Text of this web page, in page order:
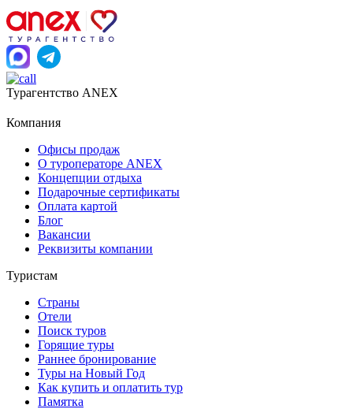
Турагентство ANEX
Компания
Офисы продаж
О туроператоре ANEX
Концепции отдыха
Подарочные сертификаты
Оплата картой
Блог
Вакансии
Реквизиты компании
Туристам
Страны
Отели
Поиск туров
Горящие туры
Раннее бронирование
Туры на Новый Год
Как купить и оплатить тур
Памятка